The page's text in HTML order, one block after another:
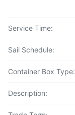
Service Time:
Sail Schedule:
Container Box Type:
Description: